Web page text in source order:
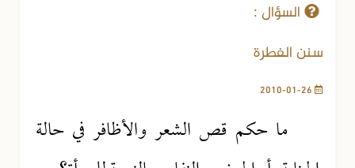
السؤال :
سنن الفطرة
ما حكم قص الشعر والأظافر في حالة